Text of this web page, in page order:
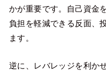
かが重要です。自己資金
負担を軽減できる反面、
ます。
逆に、レバレッジを利か